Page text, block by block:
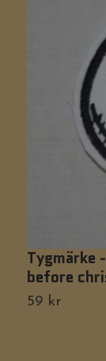
Tygmärke
before
59 kr